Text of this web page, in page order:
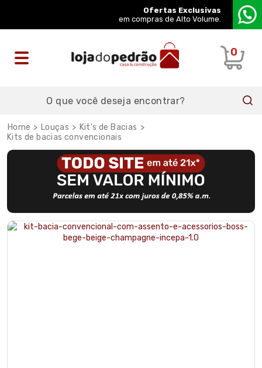
Ofertas Exclusivas
em compras de Alto Volume.
0
Louças
Kit's de Bacias
Kits de bacias convencionais